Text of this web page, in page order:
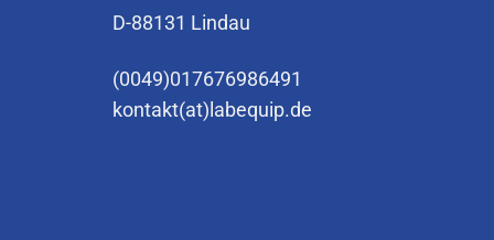
D-88131 Lindau
(0049)017676986491
kontakt(at)labequip.de